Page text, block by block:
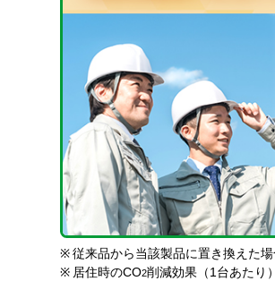
※ 従来品から当該製品に置き換えた
※ 居住時のCO2削減効果（1台あたり